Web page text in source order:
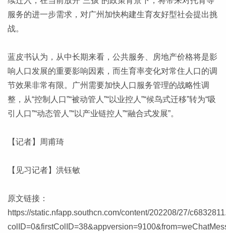
服务的进一步需求，对广州加快构建生育友好型社会提出挑
战。
蓝皮书认为，从中长期来看，公共服务、房地产价格将是影
响人口发展的重要影响因素，而生育率变化对常住人口的调
节效果非常有限。广州需要加快人口服务管理的战略性调
整，从“控制人口”“被动管人”“以业控人”“候鸟式迁移”转为“吸
引人口”“动态管人”“以产业链控人”“融合式发展”。
【记者】周甫琦
【见习记者】洪钰敏
原文链接：
https://static.nfapp.southcn.com/content/202208/27/